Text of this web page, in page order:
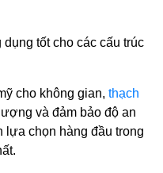
tốt cho các cấu trúc
cho không gian, thạch
và đảm bảo độ an
lựa chọn hàng đầu trong